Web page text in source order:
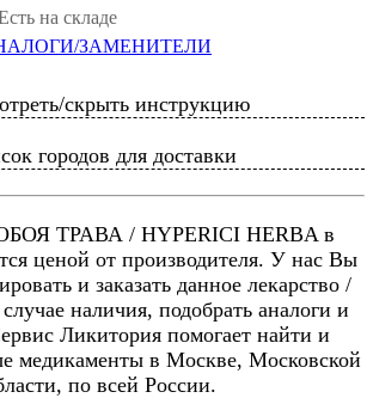
на складе
АНАЛОГИ/ЗАМЕНИТЕЛИ
скрыть инструкцию
городов для доставки
ТРАВА / HYPERICI HERBA в
ценой от производителя. У нас Вы
и заказать данное лекарство /
наличия, подобрать аналоги и
Ликитория помогает найти и
медикаменты в Москве, Московской
по всей России.